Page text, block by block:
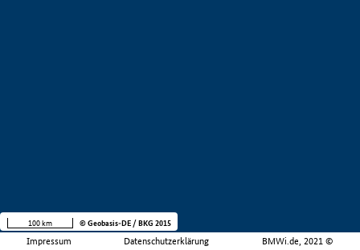
Impressum Datenschutzerklärung BMWi.de, 2021 ©
100 km © Geobasis-DE / BKG 2015